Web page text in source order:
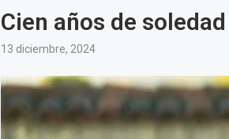
Cien años de soledad
13 diciembre, 2024